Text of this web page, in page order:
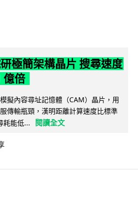
極簡架構晶片 搜尋速度
億倍
擬內容尋址記憶體（CAM）晶片，用
傳輸瓶頸，漢明距離計算速度比標準
耗能低...
閱讀全文